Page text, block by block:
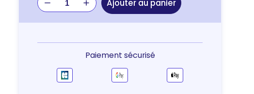
de
Dômes
TVM
nettoyant
Ajouter au panier
Paiement sécurisé